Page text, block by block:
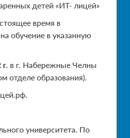
детей «ИТ- лицей»
время в
обучение в указанную
в г. Набережные Челны
отделе образования).
университета. По